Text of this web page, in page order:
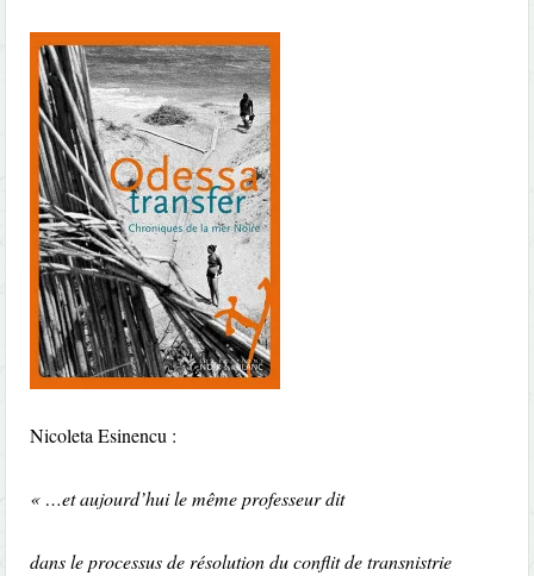
Nicoleta Esinencu :
« …et aujourd’hui le même professeur dit
dans le processus de résolution du conflit de transnistrie